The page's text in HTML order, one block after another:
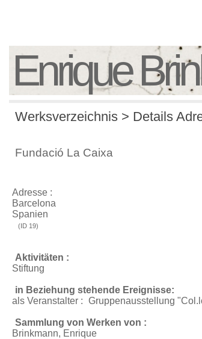
Enrique
Werksverzeichnis > Details
Fundació La Caixa
Adresse :
Barcelona
Spanien
(ID 19)
Aktivitäten :
Stiftung
in Beziehung stehende Ereignisse:
als Veranstalter : Gruppenausstellung
Sammlung von Werken von :
Brinkmann, Enrique